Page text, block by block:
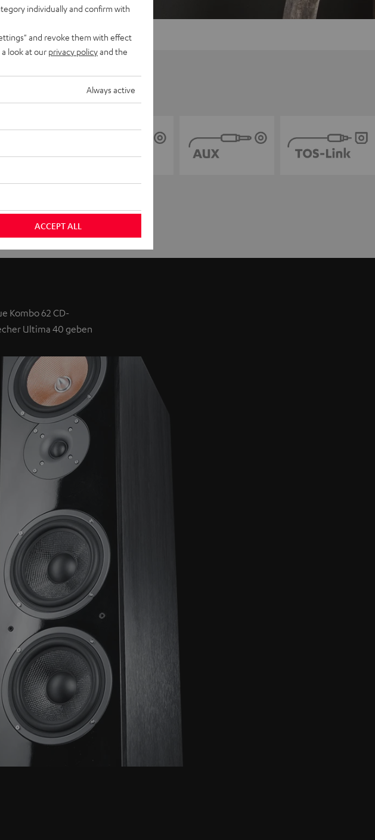
Kombo 62 CD-
Ultima 40 geben
individually and confirm with
and revoke them with effect
look at our privacy policyand the
Always active
ACCEPT ALL